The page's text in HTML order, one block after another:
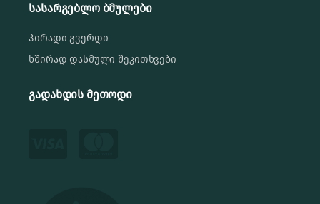
სასარგებლო ბმულები
პირადი გვერდი
ხშირად დასმული შეკითხვები
გადახდის მეთოდი